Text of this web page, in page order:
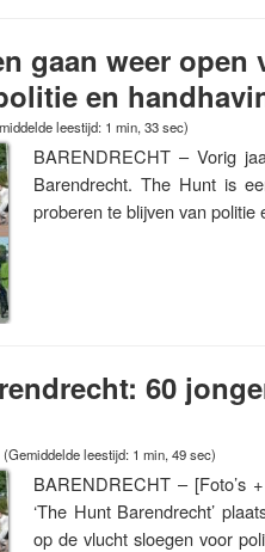
gaan weer
en
leestijd: 1 min, 33 sec)
BARENDRECHT – Vorig
Barendrecht. The Hunt is
proberen te blijven van
60
(Gemiddelde leestijd: 1 min, 49 sec)
BARENDRECHT – [Foto’s
‘The Hunt Barendrecht’
op de vlucht sloegen voor